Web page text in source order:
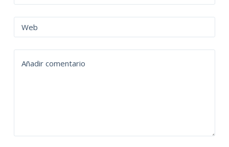
Web
Añadir comentario
a
t